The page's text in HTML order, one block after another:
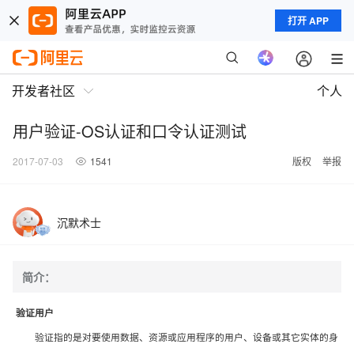
打开 APP
开发者社区 个人
用户验证-OS认证和口令认证测试
2017-07-03 1541 版权 举报
沉默术士
简介：
验证用户
验证指的是对要使用数据、资源或应用程序的用户、设备或其它实体的身